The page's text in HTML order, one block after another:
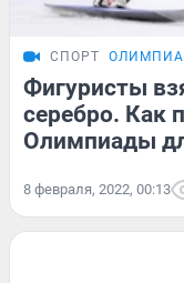
СПОРТ
Фигуристы
серебро. Как
Олимпиады
8 февраля, 2022, 00:13